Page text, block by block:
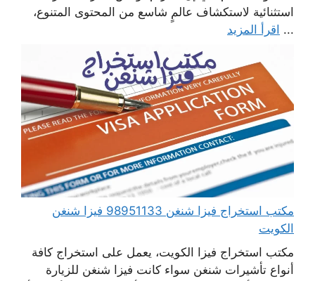
استثنائية لاستكشاف عالمٍ شاسع من المحتوى المتنوع،
... اقرأ المزيد
مكتب استخراج فيزا شنغن 98951133 فيزا شنغن
الكويت
مكتب استخراج فيزا الكويت، يعمل على استخراج كافة
أنواع تأشيرات شنغن سواء كانت فيزا شنغن للزيارة